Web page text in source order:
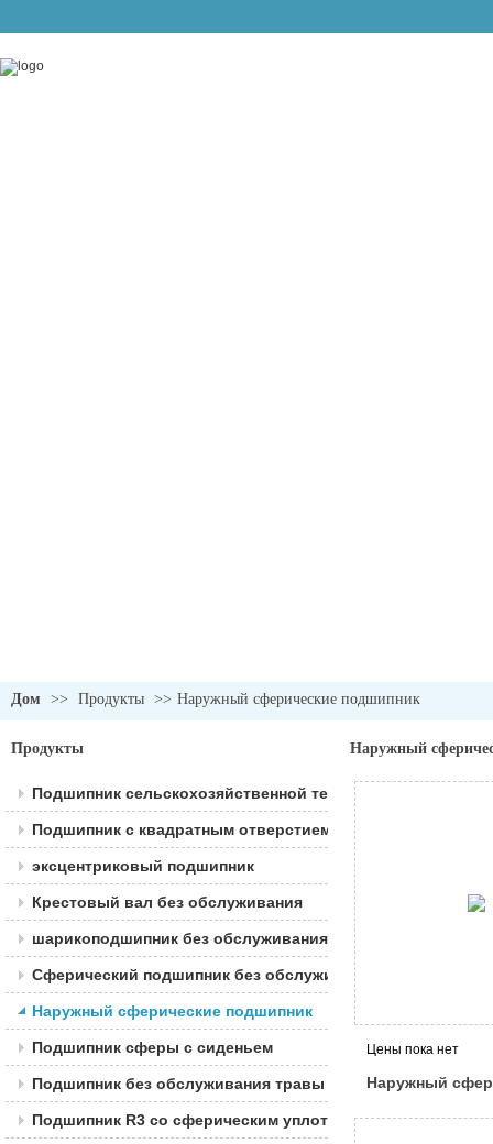
Дом >> Продукты >> Наружный сферические подшипник
Продукты
Подшипник сельскохозяйственной техники
Подшипник с квадратным отверстием
эксцентриковый подшипник
Крестовый вал без обслуживания
шарикоподшипник без обслуживания
Сферический подшипник без обслуживания
Наружный сферические подшипник
Подшипник сферы с сиденьем
Подшипник без обслуживания травы
Подшипник R3 со сферическим уплотнением
Наружный
Цены пока нет
Наружный